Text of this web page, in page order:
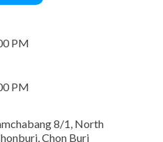
PM
PM
8/1, North
Chon Buri